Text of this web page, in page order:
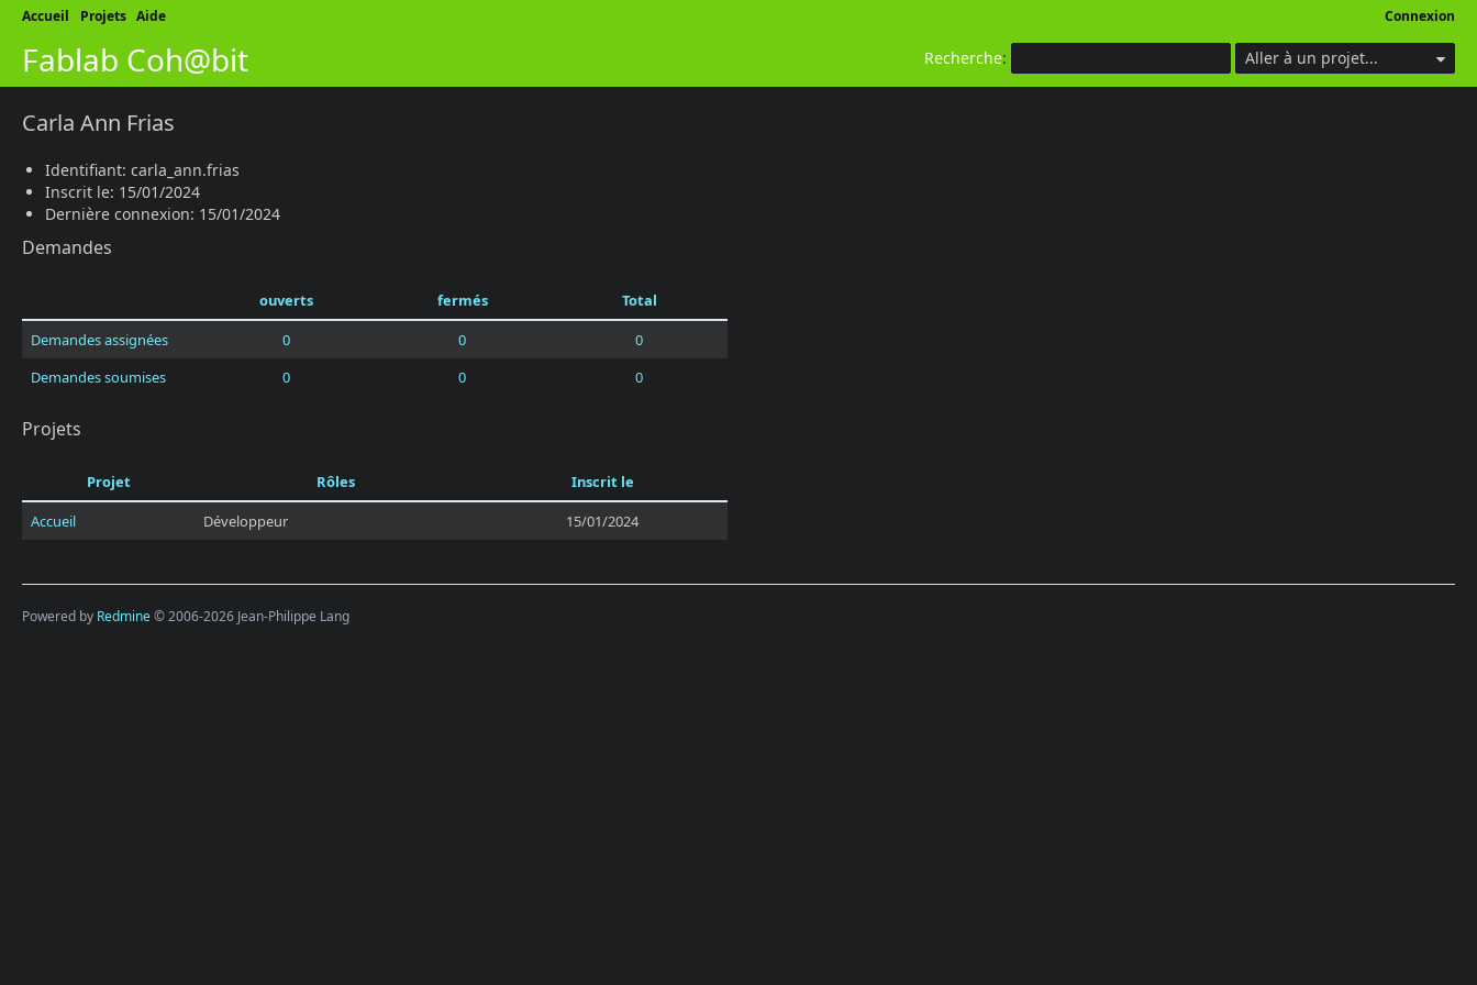
Connexion
Accueil Projets Aide
Recherche: Aller à un projet...
Fablab Coh@bit
Carla Ann Frias
Identifiant: carla_ann.frias
Inscrit le: 15/01/2024
Dernière connexion: 15/01/2024
Demandes
ouverts fermés
Total
Demandes assignées
0 0
0
Demandes soumises
0 0 0
Projets
Projet Rôles
Inscrit le
Accueil
Développeur 15/01/2024
Powered by Redmine© 2006-2026 Jean-Philippe Lang